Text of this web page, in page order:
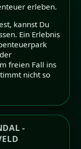
erleben.
kannst Du
Ein Erlebnis
freien Fall ins
nicht so
-